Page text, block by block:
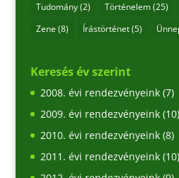
Tudomány(2) Történelem(25)
Zene (8) Írástörténet(5)
Keresés év szerint
2008. évi rendezvényeink(7)
2009. évi rendezvényeink(10)
2010. évi rendezvényeink(8)
2011. évi rendezvényeink(10)